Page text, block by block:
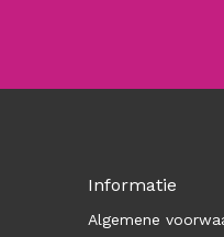
Informatie
Algemene